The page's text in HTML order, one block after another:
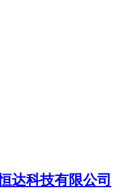
达科技有限公司